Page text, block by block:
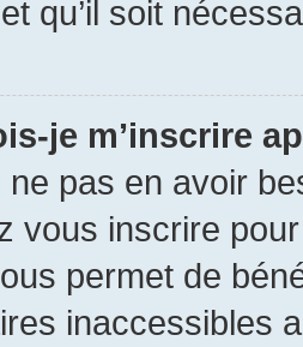
qu’il soit
je m’inscrire
pas en avoir
vous inscrire
permet de
inaccessibles